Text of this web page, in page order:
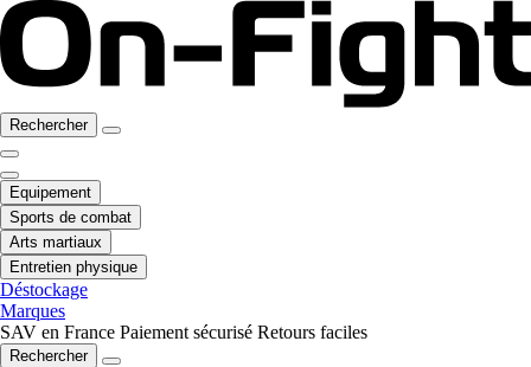
Rechercher
Equipement
Sports de combat
Arts martiaux
Entretien physique
Déstockage
Marques
SAV en France Paiement sécurisé Retours faciles
Rechercher